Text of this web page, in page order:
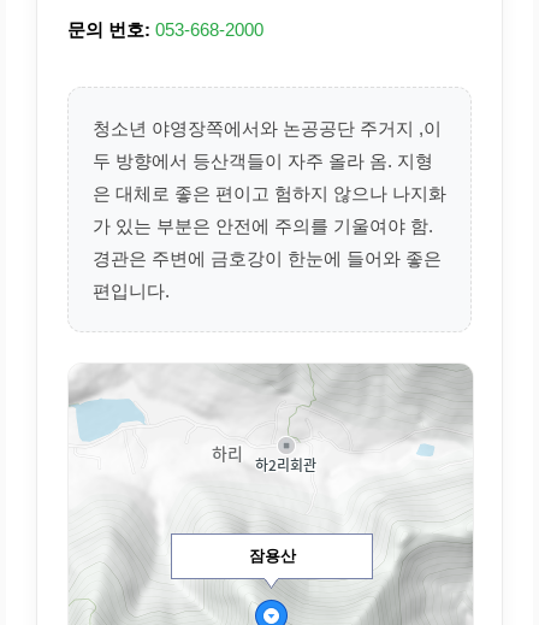
문의 번호: 053-668-2000
청소년 야영장쪽에서와 논공공단 주거지 ,이
두 방향에서 등산객들이 자주 올라 옴. 지형
은 대체로 좋은 편이고 험하지 않으나 나지화
가 있는 부분은 안전에 주의를 기울여야 함.
경관은 주변에 금호강이 한눈에 들어와 좋은
편입니다.
잠용산